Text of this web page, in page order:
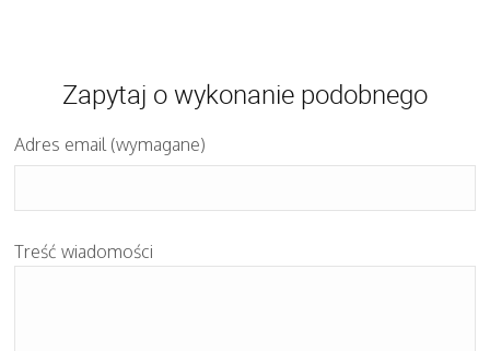
Zapytaj o wykonanie podobnego
Adres email (wymagane)
Treść wiadomości